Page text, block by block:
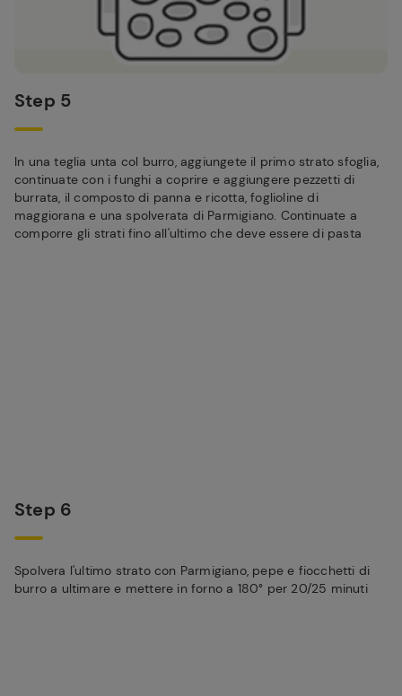
Step 5
In una teglia unta col burro, aggiungete il primo strato sfoglia,
continuate con i funghi a coprire e aggiungere pezzetti di
burrata, il composto di panna e ricotta, foglioline di
maggiorana e una spolverata di Parmigiano. Continuate a
comporre gli strati fino all'ultimo che deve essere di pasta
Step 6
Spolvera l'ultimo strato con Parmigiano, pepe e fiocchetti di
burro a ultimare e mettere in forno a 180° per 20/25 minuti